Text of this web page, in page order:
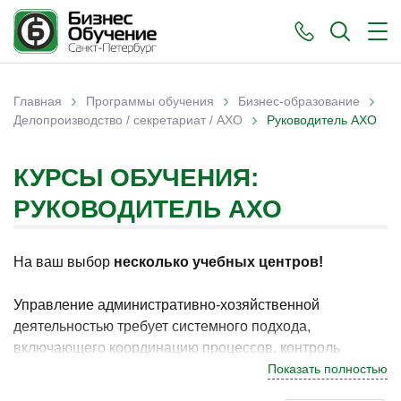
Вы здесь
Главная › Программы обучения › Бизнес-образование ›
Делопроизводство / секретариат / АХО › Руководитель АХО
КУРСЫ ОБУЧЕНИЯ:
РУКОВОДИТЕЛЬ АХО
На ваш выбор несколько учебных центров!
Управление административно-хозяйственной
деятельностью требует системного подхода,
включающего координацию процессов, контроль
ресурсов и организацию работы офиса. В Санкт-
Показать полностью